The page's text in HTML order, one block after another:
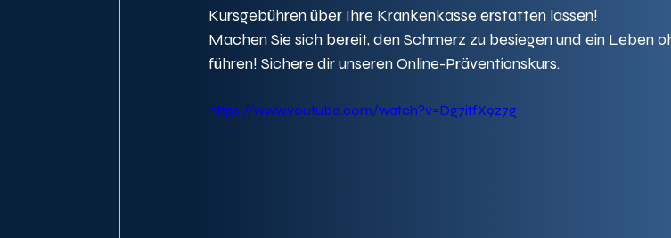
Kursgebühren über Ihre Krankenkasse erstatten lassen!
Machen Sie sich bereit, den Schmerz zu besiegen und ein Leben
führen! Sichere dir unseren Online-Präventionskurs.
https://www.youtube.com/watch?v=Dg7itfX9z7g